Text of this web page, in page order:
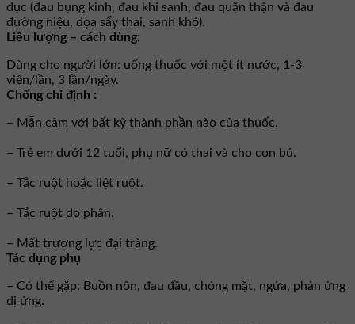
dục (đau bụng kinh, đau khi sanh, đau quặn thận và đau
đường niệu, dọa sẩy thai, sanh khó).
Liều lượng – cách dùng:
Dùng cho người lớn: uống thuốc với một ít nước, 1-3
viên/lần, 3 lần/ngày.
Chống chỉ định :
– Mẫn cảm với bất kỳ thành phần nào của thuốc.
– Trẻ em dưới 12 tuổi, phụ nữ có thai và cho con bú.
– Tắc ruột hoặc liệt ruột.
– Tắc ruột do phân.
– Mất trương lực đại tràng.
Tác dụng phụ
– Có thể gặp: Buồn nôn, đau đầu, chóng mặt, ngứa, phản ứng
dị ứng.